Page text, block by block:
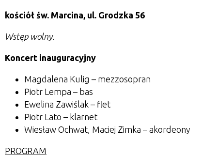
kościół św. Marcina, ul. Grodzka 56
Wstęp wolny.
Koncert inauguracyjny
Magdalena Kulig – mezzosopran
Piotr Lempa – bas
Ewelina Zawiślak – flet
Piotr Lato – klarnet
Wiesław Ochwat, Maciej Zimka – akordeony
PROGRAM